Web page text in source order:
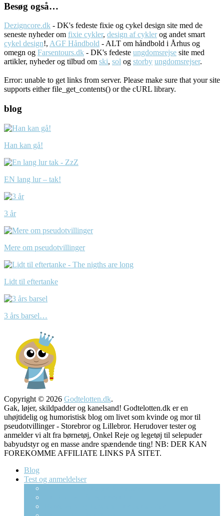
Besøg også…
Dezigncore.dk - DK's fedeste fixie og cykel design site med de
seneste nyheder om fixie cykler, design af cyklerog andet smart
cykel design!, AGF Håndbold - ALT om håndbold i Århus og
omegn og Farsentours.dk - DK's fedeste ungdomsrejse site med
artikler, nyheder og tilbud om ski, sol og storby ungdomsrejser.
Error: unable to get links from server. Please make sure that your site
supports either file_get_contents() or the cURL library.
blog
Han kan gå!
EN lang lur – tak!
3 år
Mere om pseudotvillinger
Lidt til eftertanke
3 års barsel…
Copyright © 2026 Godtelotten.dk.
Gak, løjer, skildpadder og kanelsand! Godtelotten.dk er en
uhøjtidelig og humoristisk blog om livet som kvinde og mor til
pseudotvillinger - Storebror og Lillebror. Herudover tester og
anmelder vi alt fra børnetøj, Onkel Reje og legetøj til selepuder
babyudstyr og en masse andre spændende ting! NB: DER KAN
FOREKOMME AFFILIATE LINKS PÅ SITET.
Blog
Test og anmeldelser